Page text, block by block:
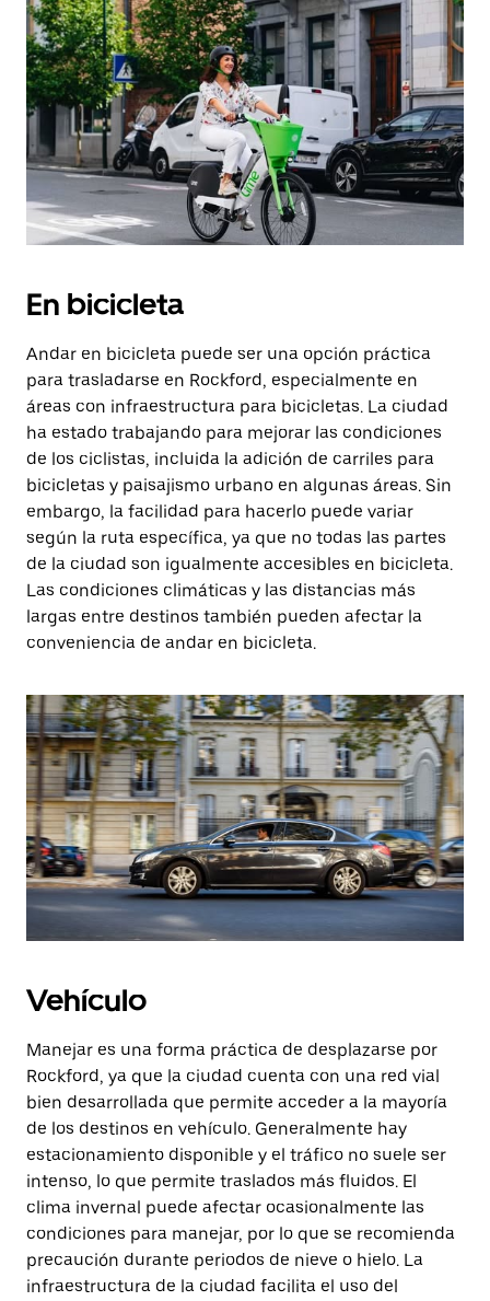
En bicicleta
Andar en bicicleta puede ser una opción práctica
para trasladarse en Rockford, especialmente en
áreas con infraestructura para bicicletas. La ciudad
ha estado trabajando para mejorar las condiciones
de los ciclistas, incluida la adición de carriles para
bicicletas y paisajismo urbano en algunas áreas. Sin
embargo, la facilidad para hacerlo puede variar
según la ruta específica, ya que no todas las partes
de la ciudad son igualmente accesibles en bicicleta.
Las condiciones climáticas y las distancias más
largas entre destinos también pueden afectar la
conveniencia de andar en bicicleta.
Vehículo
Manejar es una forma práctica de desplazarse por
Rockford, ya que la ciudad cuenta con una red vial
bien desarrollada que permite acceder a la mayoría
de los destinos en vehículo. Generalmente hay
estacionamiento disponible y el tráfico no suele ser
intenso, lo que permite traslados más fluidos. El
clima invernal puede afectar ocasionalmente las
condiciones para manejar, por lo que se recomienda
precaución durante periodos de nieve o hielo. La
infraestructura de la ciudad facilita el uso del